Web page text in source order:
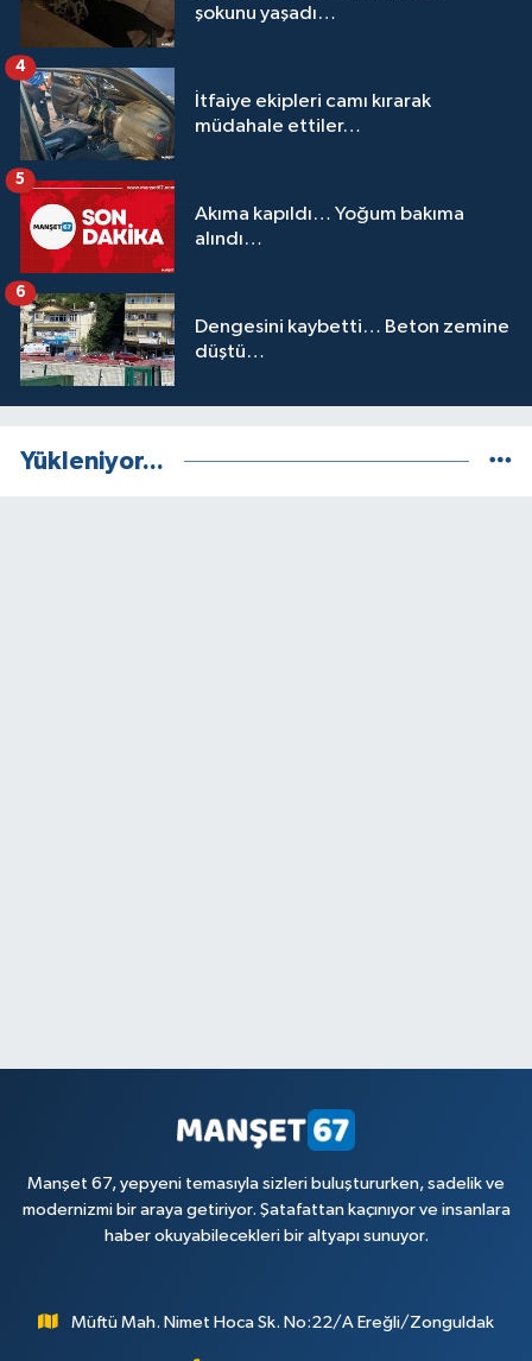
şokunu yaşadı…
İtfaiye ekipleri camı kırarak
müdahale ettiler…
4
Akıma kapıldı… Yoğum bakıma
alındı…
5
Dengesini kaybetti… Beton zemine
düştü…
6
Yükleniyor...
Manşet 67, yepyeni temasıyla sizleri buluştururken, sadelik ve
modernizmi bir araya getiriyor. Şatafattan kaçınıyor ve insanlara
haber okuyabilecekleri bir altyapı sunuyor.
Müftü Mah. Nimet Hoca Sk. No:22/A Ereğli/Zonguldak